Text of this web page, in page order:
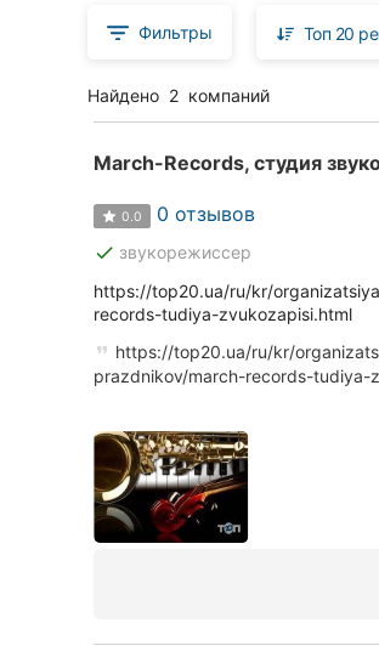
Ветеринарные клиники
Автошколы
Рестораны
Все рубрики
Все города:
Кропивницкий
Житомир
Тернополь
Фильтры Топ 20
Найдено 2 компаний
March-Records, студия
0.0 0 отзывов
done звукорежиссер
https://top20.ua/ru/kr/
records-tudiya-zvukozapisi.html
https://top20.ua/ru/kr/
prazdnikov/march-records-tudiya-